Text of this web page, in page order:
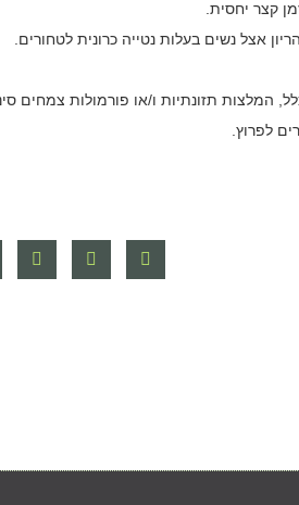
קצר יחסית.
אצל נשים בעלות נטייה כרונית לטחורים.
המלצות תזונתיות ו/או פורמולות צמחים
לפרוץ.